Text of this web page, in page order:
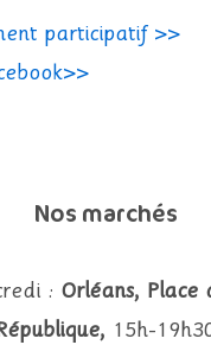
participatif >>
Nos marchés
: Orléans, Place
15h-